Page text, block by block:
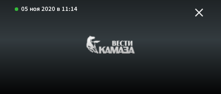
05 ноя 2020 в 11:14